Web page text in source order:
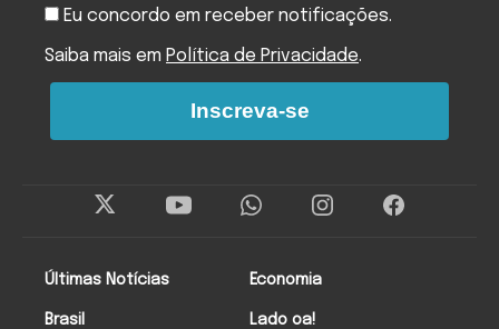
Últimas Notícias
Brasil
Economia
Lado oa!
Eu concordo em receber notificações.
Saiba mais em Política de Privacidade.
Inscreva-se